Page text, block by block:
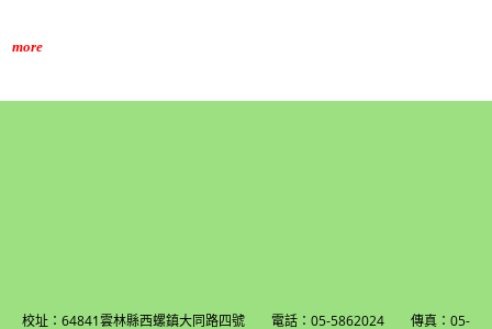
more
校址：64841雲林縣西螺鎮大同路四號 電話：05-5862024 傳真：05-